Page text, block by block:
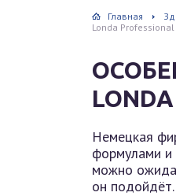
Главная
Londa Professional
Немецкая
формулами и
можно
он подойдёт.